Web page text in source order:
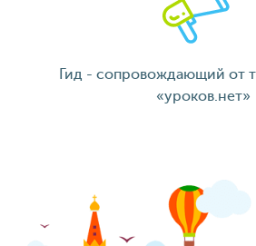
Гид - сопровождающий от
«уроков.нет»